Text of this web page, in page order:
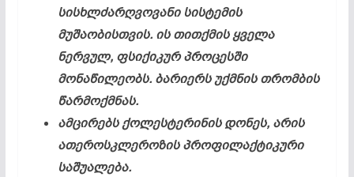
სისხლძარღვოვანი სისტემის
მუშაობისთვის. ის თითქმის ყველა
ნერვულ, ფსიქიკურ პროცესში
მონაწილეობს. ბარიერს უქმნის თრომბის
წარმოქმნას.
ამცირებს ქოლესტერინის დონეს, არის
ათეროსკლეროზის პროფილაქტიკური
საშუალება.